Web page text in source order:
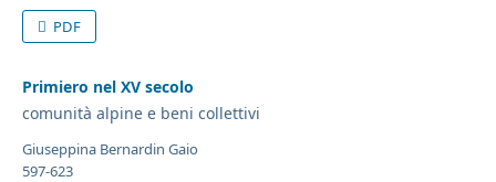
PDF
Primiero nel XV secolo
comunità alpine e beni collettivi
Giuseppina Bernardin Gaio
597-623